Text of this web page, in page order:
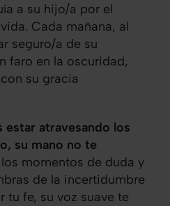
a su hijo/a por el
Cada mañana, al
seguro/a de su
faro en la oscuridad,
su gracia
estar atravesando los
su mano no te
los momentos de duda y
de la incertidumbre
tu fe, su voz suave te